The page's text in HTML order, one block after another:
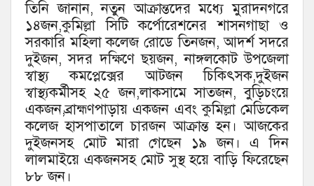
তিনি জানান, নতুন আক্রান্তদের মধ্যে মুরাদনগরে
১৪জন,কুমিল্লা সিটি কর্পোরেশনের শাসনগাছা ও
সরকারি মহিলা কলেজ রোডে তিনজন, আদর্শ সদরে
দুইজন, সদর দক্ষিণে ছয়জন, নাঙ্গলকোট উপজেলা
স্বাস্থ্য কমপ্লেক্সের আটজন চিকিৎসক,দুইজন
স্বাস্থ্যকর্মীসহ ২৫ জন,লাকসামে সাতজন, বুড়িচংয়ে
একজন,ব্রাহ্মণপাড়ায় একজন এবং কুমিল্লা মেডিকেল
কলেজ হাসপাতালে চারজন আক্রান্ত হন। আজকের
দুইজনসহ মোট মারা গেছেন ১৯ জন। এ দিন
লালমাইয়ে একজনসহ মোট সুস্থ হয়ে বাড়ি ফিরেছেন
৮৮ জন।